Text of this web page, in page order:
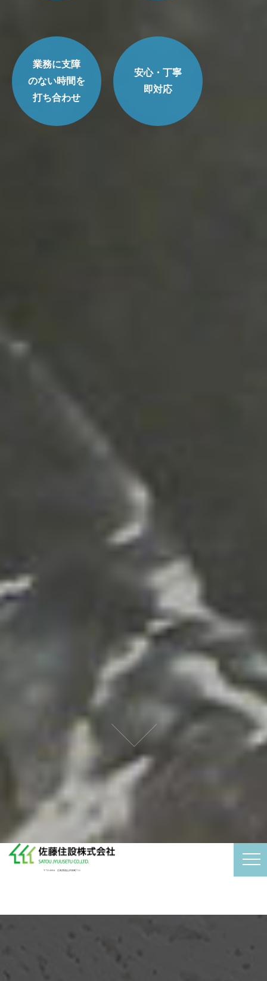
業務に支障
のない時間を
打ち合わせ
安心・丁寧
即対応
〒721-0954 広島県福山市卸町7-11